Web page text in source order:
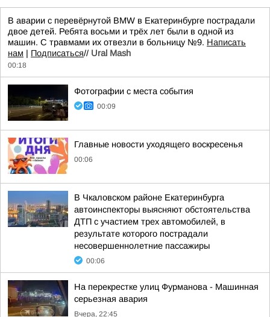
В аварии с перевёрнутой BMW в Екатеринбурге пострадали
двое детей. Ребята восьми и трёх лет были в одной из
машин. С травмами их отвезли в больницу №9. Написать
нам | Подписаться// Ural Mash
00:18
Фотографии с места события
00:09
Главные новости уходящего воскресенья
00:06
В Чкаловском районе Екатеринбурга
автоинспекторы выясняют обстоятельства
ДТП с участием трех автомобилей, в
результате которого пострадали
несовершеннолетние пассажиры
00:06
На перекрестке улиц Фурманова - Машинная
серьезная авария
Вчера, 22:45